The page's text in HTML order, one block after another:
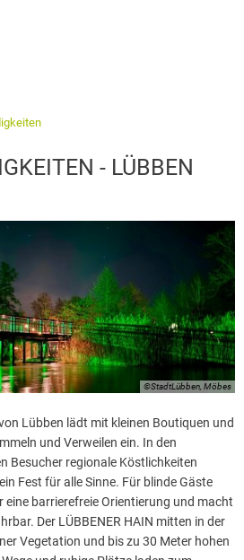
- LÜBBEN
©StadtLübben, Möbes
Lübben lädt mit kleinen Boutiquen und
und Verweilen ein. In den
Besucher regionale Köstlichkeiten
Fest für alle Sinne. Für blinde Gäste
eine barrierefreie Orientierung und macht
Der LÜBBENER HAIN mitten in der
Vegetation und bis zu 30 Meter hohen